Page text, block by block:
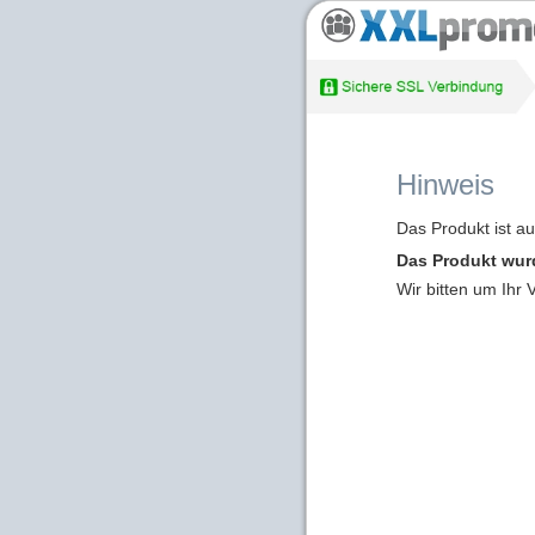
Hinweis
Das Produkt ist
Das Produkt
Wir bitten um Ihr